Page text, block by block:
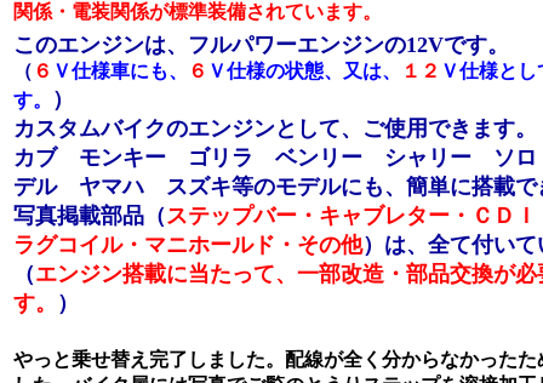
関係・電装関係が標準装備されています。
このエンジンは、フルパワーエンジンの12Vです。
（ ６ Ｖ仕様車にも、 ６ Ｖ仕様の状態、又は、 １２ Ｖ仕様と
す。
）
カスタムバイクのエンジンとして、ご使用できます。
カブ モンキー ゴリラ ベンリー シャリー ソ
デル ヤマハ スズキ等のモデルにも、簡単に搭載で
写真掲載部品（ステップバー・キャブレター・ＣＤ
ラグコイル・マニホールド・その他）は、全て付いて
（エンジン搭載に当たって、一部改造・部品交換が
す。 ）
やっと乗せ替え完了しました。配線が全く分からなかった